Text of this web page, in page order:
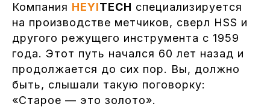
Компания HEYITECH специализируется
на производстве метчиков, сверл HSS и
другого режущего инструмента с 1959
года. Этот путь начался 60 лет назад и
продолжается до сих пор. Вы, должно
быть, слышали такую поговорку:
«Старое — это золото».